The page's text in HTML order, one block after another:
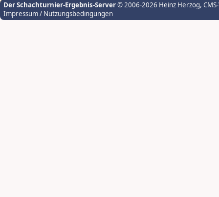
Der Schachturnier-Ergebnis-Server© 2006-2026 Heinz Herzog,
Impressum / Nutzungsbedingungen